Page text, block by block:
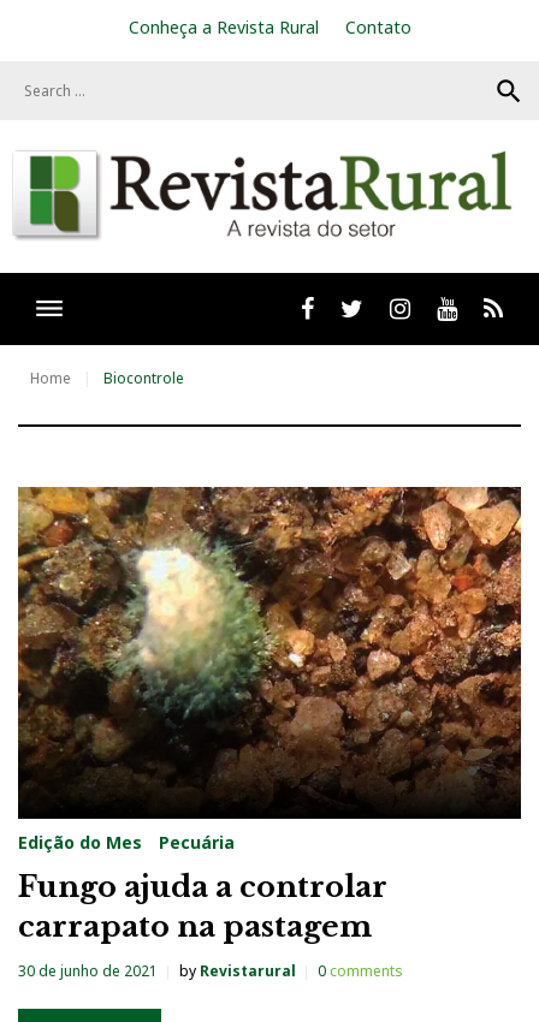
Conheça a Revista Rural Contato
search
Facebooktwitter Instagram
Youtube
Home Biocontrole
T
a
g
:
B
i
o
c
o
n
t
r
o
l
e
Edição do Mes Pecuária
Fungo ajuda a controlar
carrapato na pastagem
30 de junho de 2021 by Revistarural 0comments